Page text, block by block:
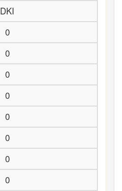
DKI
0
0
0
0
0
0
0
0